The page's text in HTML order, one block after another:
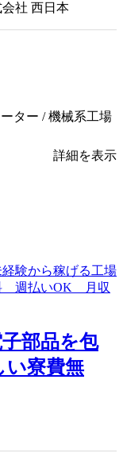
社 西日本
ター / 機械系工場
詳細を表示
部品を包
い寮費無